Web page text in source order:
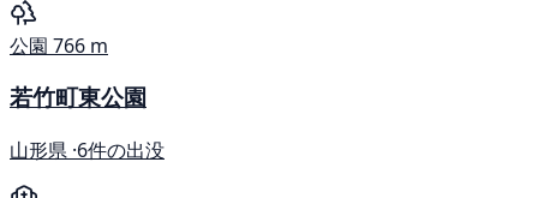
公園 766 m
若竹町東公園
山形県 ·6件の出没